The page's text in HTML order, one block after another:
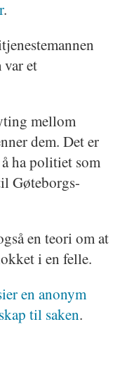
.
et
mellom
dem. Det er
ha politiet som
Gøteborgs-
en teori om at
i en felle.
en anonym
til saken.